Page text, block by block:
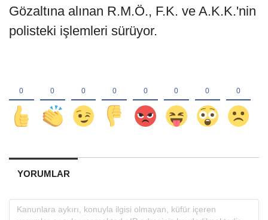
Gözaltına alınan R.M.Ö., F.K. ve A.K.K.'nin
polisteki işlemleri sürüyor.
YORUMLAR